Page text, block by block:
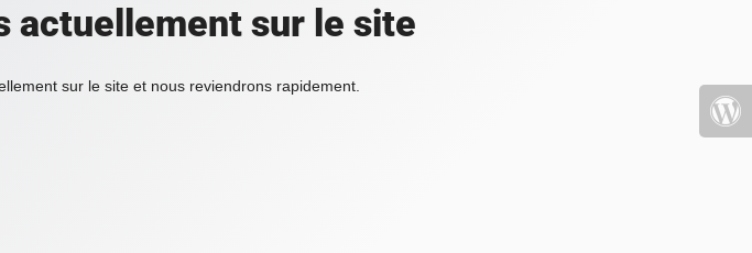
actuellement sur le site
sur le site et nous reviendrons rapidement.